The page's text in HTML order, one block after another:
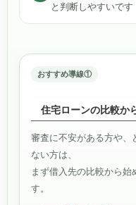
と判断しやすいです
おすすめ導線①
住宅ローンの比較か
審査に不安がある方や、
ない方は、
まず借入先の比較から始
す。